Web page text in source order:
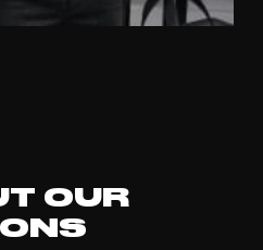
OUR